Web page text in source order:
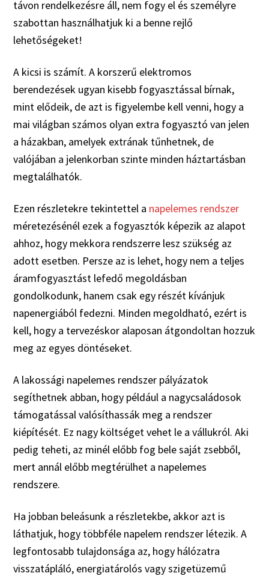
távon rendelkezésre áll, nem fogy el és személyre
szabottan használhatjuk ki a benne rejlő
lehetőségeket!
A kicsi is számít. A korszerű elektromos
berendezések ugyan kisebb fogyasztással bírnak,
mint elődeik, de azt is figyelembe kell venni, hogy a
mai világban számos olyan extra fogyasztó van jelen
a házakban, amelyek extrának tűnhetnek, de
valójában a jelenkorban szinte minden háztartásban
megtalálhatók.
Ezen részletekre tekintettel a napelemes rendszer
méretezésénél ezek a fogyasztók képezik az alapot
ahhoz, hogy mekkora rendszerre lesz szükség az
adott esetben. Persze az is lehet, hogy nem a teljes
áramfogyasztást lefedő megoldásban
gondolkodunk, hanem csak egy részét kívánjuk
napenergiából fedezni. Minden megoldható, ezért is
kell, hogy a tervezéskor alaposan átgondoltan hozzuk
meg az egyes döntéseket.
A lakossági napelemes rendszer pályázatok
segíthetnek abban, hogy például a nagycsaládosok
támogatással valósíthassák meg a rendszer
kiépítését. Ez nagy költséget vehet le a vállukról. Aki
pedig teheti, az minél előbb fog bele saját zsebből,
mert annál előbb megtérülhet a napelemes
rendszere.
Ha jobban beleásunk a részletekbe, akkor azt is
láthatjuk, hogy többféle napelem rendszer létezik. A
legfontosabb tulajdonsága az, hogy hálózatra
visszatápláló, energiatárolós vagy szigetüzemű